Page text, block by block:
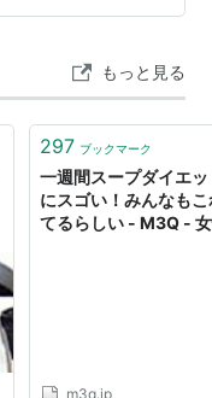
してみたい人に取
すいのが魅力で
したくない…
もっと見る
297 ブックマーク
一週間スープダイエ
にスゴい！みんなも
てるらしい - M3Q -
m3q.jp